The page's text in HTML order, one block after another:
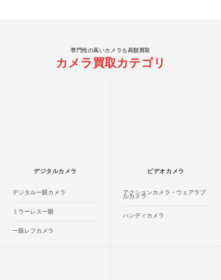
専門性の高いカメラも高額買取
カメラ買取カテゴリ
デジタルカメラ
デジタル一眼カメラ
ミラーレス一眼
一眼レフカメラ
ビデオカメラ
アクションカメラ・ウェアラブ
ルカメラ
ハンディカメラ